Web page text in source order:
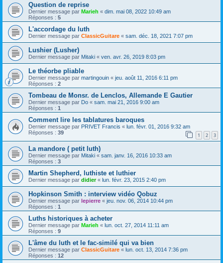
Question de reprise
Dernier message par Marieh « dim. mai 08, 2022 10:49 am
Réponses : 5
L'accordage du luth
Dernier message par ClassicGuitare « sam. déc. 18, 2021 7:07 pm
Lushier (Lusher)
Dernier message par Mitaki « ven. avr. 26, 2019 8:03 pm
Le théorbe pliable
Dernier message par martingouin « jeu. août 11, 2016 6:11 pm
Réponses : 2
Tombeau de Monsr. de Lenclos, Allemande E Gautier
Dernier message par Do « sam. mai 21, 2016 9:00 am
Réponses : 1
Comment lire les tablatures baroques
Dernier message par PRIVET Francis « lun. févr. 01, 2016 9:32 am
Réponses : 39 1 2 3
La mandore ( petit luth)
Dernier message par Mitaki « sam. janv. 16, 2016 10:33 am
Réponses : 3
Martin Shepherd, luthiste et luthier
Dernier message par didier« lun. févr. 23, 2015 2:40 pm
Hopkinson Smith : interview vidéo Qobuz
Dernier message par lepierre « jeu. nov. 06, 2014 10:44 pm
Réponses : 1
Luths historiques à acheter
Dernier message par Marieh « lun. oct. 27, 2014 11:11 am
Réponses : 9
L'âme du luth et le fac-similé qui va bien
Dernier message par ClassicGuitare « lun. oct. 13, 2014 7:36 pm
Réponses : 12